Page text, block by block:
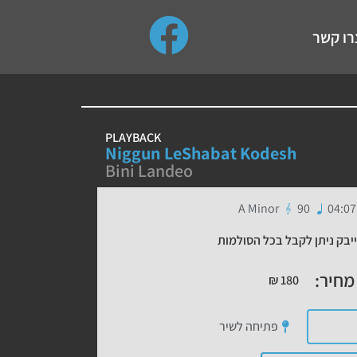
up and down arrows to review and enter to go to the
קשר
PLAYBACK
Niggun LeShabat Kodesh
Bini Landeo
04:07
90
A Minor
ניתן לקבל בכל הסולמות
מחיר: ₪180
פתיחה לשיר